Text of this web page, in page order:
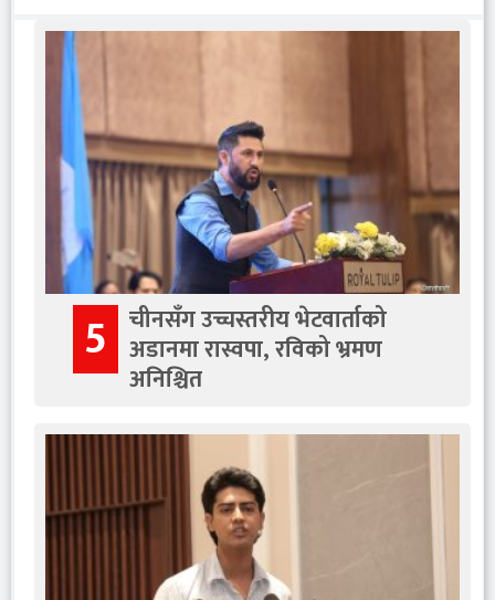
5 चीनसँग उच्चस्तरीय भेटवार्ताको
अडानमा रास्वपा, रविको भ्रमण
अनिश्चित